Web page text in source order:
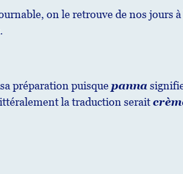
on le retrouve de nos jours à
préparation puisquepanna
la traduction serait